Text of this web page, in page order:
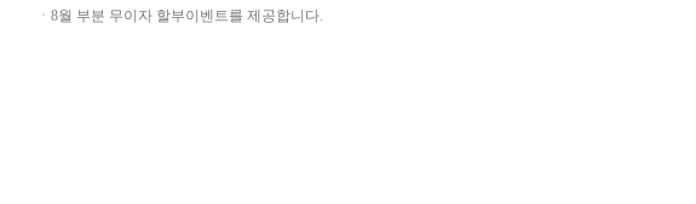
ㆍ8월 부분 무이자 할부이벤트를 제공합니다.